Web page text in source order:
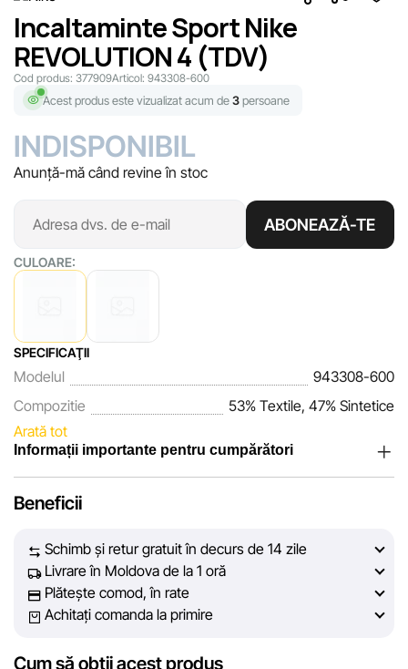
Incaltaminte Sport Nike
REVOLUTION 4 (TDV)
Cod produs: 377909Articol: 943308-600
Acest produs este vizualizat acum de3persoane
INDISPONIBIL
Anunță-mă când revine în stoc
ABONEAZĂ-TE
CULOARE:
SPECIFICAŢII
Modelul
943308-600
Compozitie
53% Textile, 47% Sintetice
Arată tot
Informații importante pentru cumpărători
încrederea clienților noștri. În fiecare zi depunem eforturi
prezentate pe site să fie cât mai complete, obiective și
actuale. Scopul nostru este să vă oferim informații corecte și
veridice, pentru ca dvs. să puteți lua cea mai bună decizie
de cumpărare.
Cu toate acestea, în ciuda controlului constant, Sportlandia
Beneficii
Schimb și retur gratuit în decurs de 14 zile
Livrare în Moldova de la 1 oră
Plătește comod, în rate
Achitați comanda la primire
Cum să obții acest produs